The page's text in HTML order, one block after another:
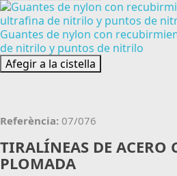
Guantes de nylon con
de nitrilo y puntos de nitrilo
Afegir a la cistella
Referència: 07/076
TIRALÍNEAS DE ACERO
PLOMADA